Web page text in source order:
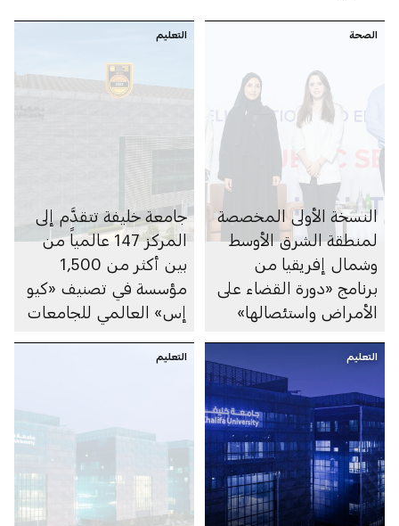
الصحة
النسخة الأولى المخصصة
لمنطقة الشرق الأوسط
وشمال إفريقيا من
برنامج «دورة القضاء على
الأمراض واستئصالها»
القطاعات
التعليم
جامعة خليفة تتقدَّم إلى
المركز 147 عالمياً من
بين أكثر من 1,500
مؤسسة في تصنيف «كيو
إس» العالمي للجامعات
التعليم التعليم